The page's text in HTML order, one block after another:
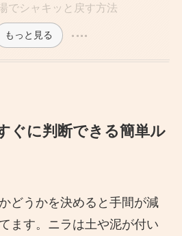
でシャキッと戻す方法
もっと見る
ぐに判断できる簡単ル
どうかを決めると手間が減
ます。ニラは土や泥が付い